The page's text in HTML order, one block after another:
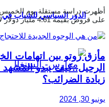
الدور السياسي للشباب في
أظهرت دراسة مستقلة يوم الخميس
على قروض بقيمة 4.61 مليار دولار لإفريقيا العام الماضي، مما يمثل ...
مأزق روتو بين اتهامات
الرحيل..كيف يبدو
زيادة الضرائب؟
يونيو 30, 2024